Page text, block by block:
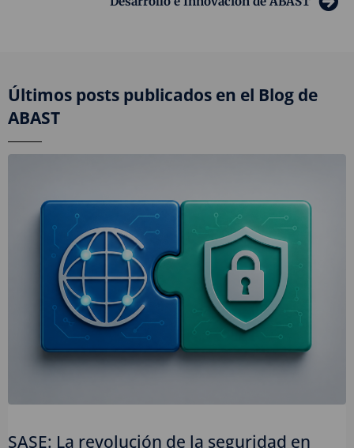
Últimos posts publicados en el Blog de
ABAST
SASE: La revolución de la seguridad en